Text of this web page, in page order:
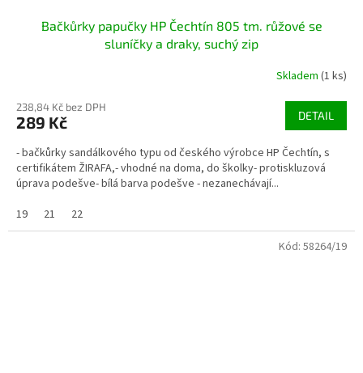
Bačkůrky papučky HP Čechtín 805 tm. růžové se
sluníčky a draky, suchý zip
Skladem (1 ks)
238,84 Kč bez DPH
289 Kč DETAIL
- bačkůrky sandálkového typu od českého výrobce HP Čechtín, s
certifikátem ŽIRAFA,- vhodné na doma, do školky- protiskluzová
úprava podešve- bílá barva podešve - nezanechávají...
19
21 22
Kód: 58264/19